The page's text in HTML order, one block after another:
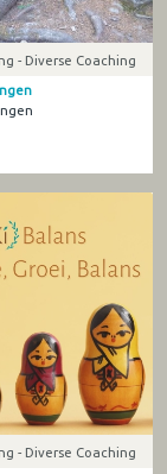
- Diverse Coaching
- Diverse Coaching